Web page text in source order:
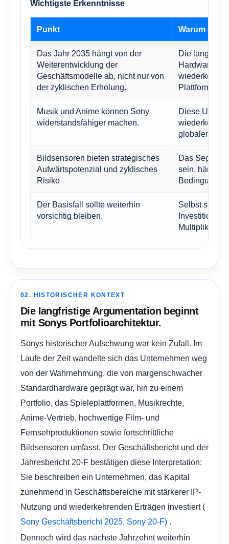
Wichtigste Erkenntnisse
Punkt Warum es
Das Jahr 2035 hängt von der
Weiterentwicklung der
Geschäftsmodelle ab, nicht nur von
der zyklischen Erholung.
Die
Hardware-
Musik und Anime können Sony
widerstandsfähiger machen.
Diese
globalen IP-
Bildsensoren bieten strategisches
Aufwärtspotenzial und zyklisches
Risiko
Das
sein, hängt
Der Basisfall sollte weiterhin
vorsichtig bleiben.
Selbst starke
Investitionen
02. HISTORISCHER KONTEXT
Die langfristige Argumentation beginnt
mit Sonys Portfolioarchitektur.
Sonys historischer Aufschwung war kein Zufall. Im
Laufe der Zeit wandelte sich das Unternehmen weg
von der Wahrnehmung, die von margenschwacher
Standardhardware geprägt war, hin zu einem
Portfolio, das Spieleplattformen, Musikrechte,
Anime-Vertrieb, hochwertige Film- und
Fernsehproduktionen sowie fortschrittliche
Bildsensoren umfasst. Der Geschäftsbericht und der
Jahresbericht 20-F bestätigen diese Interpretation:
Sie beschreiben ein Unternehmen, das Kapital
zunehmend in Geschäftsbereiche mit stärkerer IP-
Nutzung und wiederkehrenden Erträgen investiert (
Sony Geschäftsbericht 2025, Sony 20-F)
Dennoch wird das nächste Jahrzehnt weiterhin